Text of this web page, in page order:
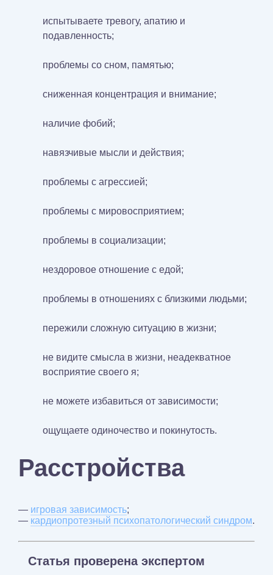
испытываете тревогу, апатию и
подавленность;
проблемы со сном, памятью;
сниженная концентрация и внимание;
наличие фобий;
навязчивые мысли и действия;
проблемы с агрессией;
проблемы с мировосприятием;
проблемы в социализации;
нездоровое отношение с едой;
проблемы в отношениях с близкими людьми;
пережили сложную ситуацию в жизни;
не видите смысла в жизни, неадекватное
восприятие своего я;
не можете избавиться от зависимости;
ощущаете одиночество и покинутость.
Расстройства
— игровая зависимость;
— кардиопротезный психопатологический синдром.
Статья проверена экспертом